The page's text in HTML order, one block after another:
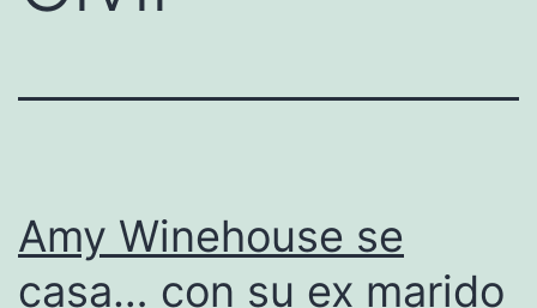
Amy Winehouse se
casa… con su ex marido